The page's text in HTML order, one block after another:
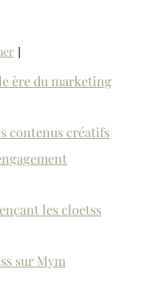
ère du marketing
contenus créatifs
les cloetss
sur Mym